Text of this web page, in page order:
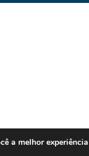
a melhor experiência